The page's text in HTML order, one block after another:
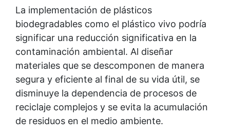
La implementación de plásticos
biodegradables como el plástico vivo podría
significar una reducción significativa en la
contaminación ambiental. Al diseñar
materiales que se descomponen de manera
segura y eficiente al final de su vida útil, se
disminuye la dependencia de procesos de
reciclaje complejos y se evita la acumulación
de residuos en el medio ambiente.